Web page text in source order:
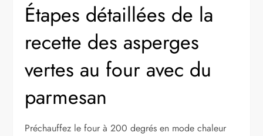
Étapes détaillées de la
recette des asperges
vertes au four avec du
parmesan
Préchauffez le four à 200 degrés en mode chaleur